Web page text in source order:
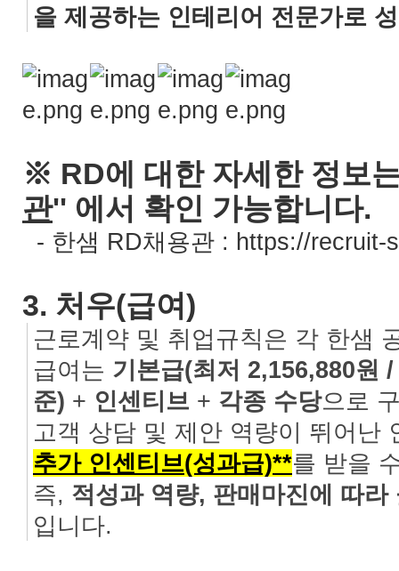
을 제공하는 인테리어 전문가로
※ RD에 대한 자세한 정보
관'' 에서 확인 가능합니다.
- 한샘 RD채용관 : https://recruit-
3. 처우(급여)
근로계약 및 취업규칙은 각 한샘
급여는 기본급(최저 2,156,880원
준) + 인센티브 + 각종 수당으로
고객 상담 및 제안 역량이 뛰어난
추가 인센티브(성과급)**를 받을
즉, 적성과 역량, 판매마진에 따라
입니다.